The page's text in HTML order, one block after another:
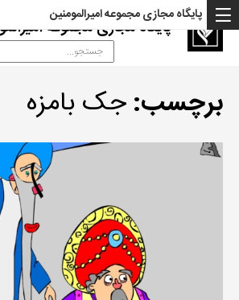
پایگاه مجازی مجموعه
پایگاه مجازی مجموعه امیرالمومنین
برچسب:جک بامزه